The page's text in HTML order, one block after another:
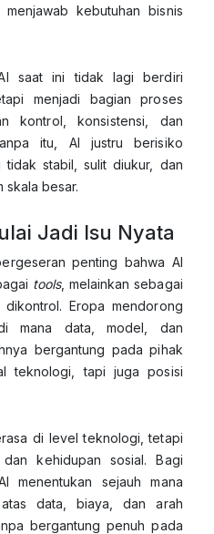
kebutuhan bisnis
saat ini tidak lagi berdiri
menjadi bagian proses
kontrol, konsistensi, dan
itu, AI justru berisiko
tidak stabil, sulit diukur, dan
skala besar.
Jadi Isu Nyata
penting bahwa AI
tools, melainkan sebagai
Eropa mendorong
mana data, model, dan
bergantung pada pihak
teknologi, tapi juga posisi
di level teknologi, tetapi
kehidupan sosial. Bagi
menentukan sejauh mana
data, biaya, dan arah
bergantung penuh pada